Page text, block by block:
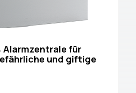
Alarmzentrale für
und giftige